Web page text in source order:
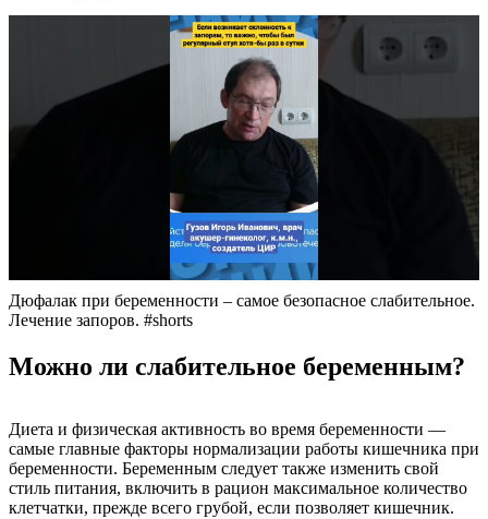
Дюфалак при беременности – самое безопасное слабительное.
Лечение запоров. #shorts
Можно ли слабительное беременным?
Диета и физическая активность во время беременности —
самые главные факторы нормализации работы кишечника при
беременности. Беременным следует также изменить свой
стиль питания, включить в рацион максимальное количество
клетчатки, прежде всего грубой, если позволяет кишечник.